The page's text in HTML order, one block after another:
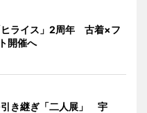
ヒライス」2周年 古着×フ
開催へ
引き継ぎ「二人展」 宇